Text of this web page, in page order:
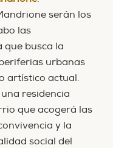
serán los
las
que busca la
urbanas
artístico actual.
residencia
que acogerá las
y la
social del